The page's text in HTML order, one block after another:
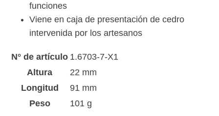
funciones
Viene en caja de presentación de cedro
intervenida por los artesanos
N° de artículo 1.6703-7-X1
Altura
22 mm
Longitud
91 mm
Peso
101 g